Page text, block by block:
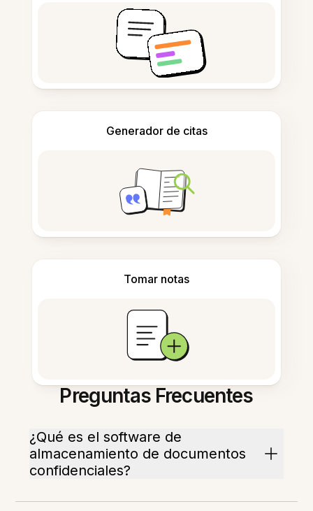
Generador de citas
Tomar notas
Preguntas Frecuentes
¿Qué es el software de
almacenamiento de documentos
confidenciales?